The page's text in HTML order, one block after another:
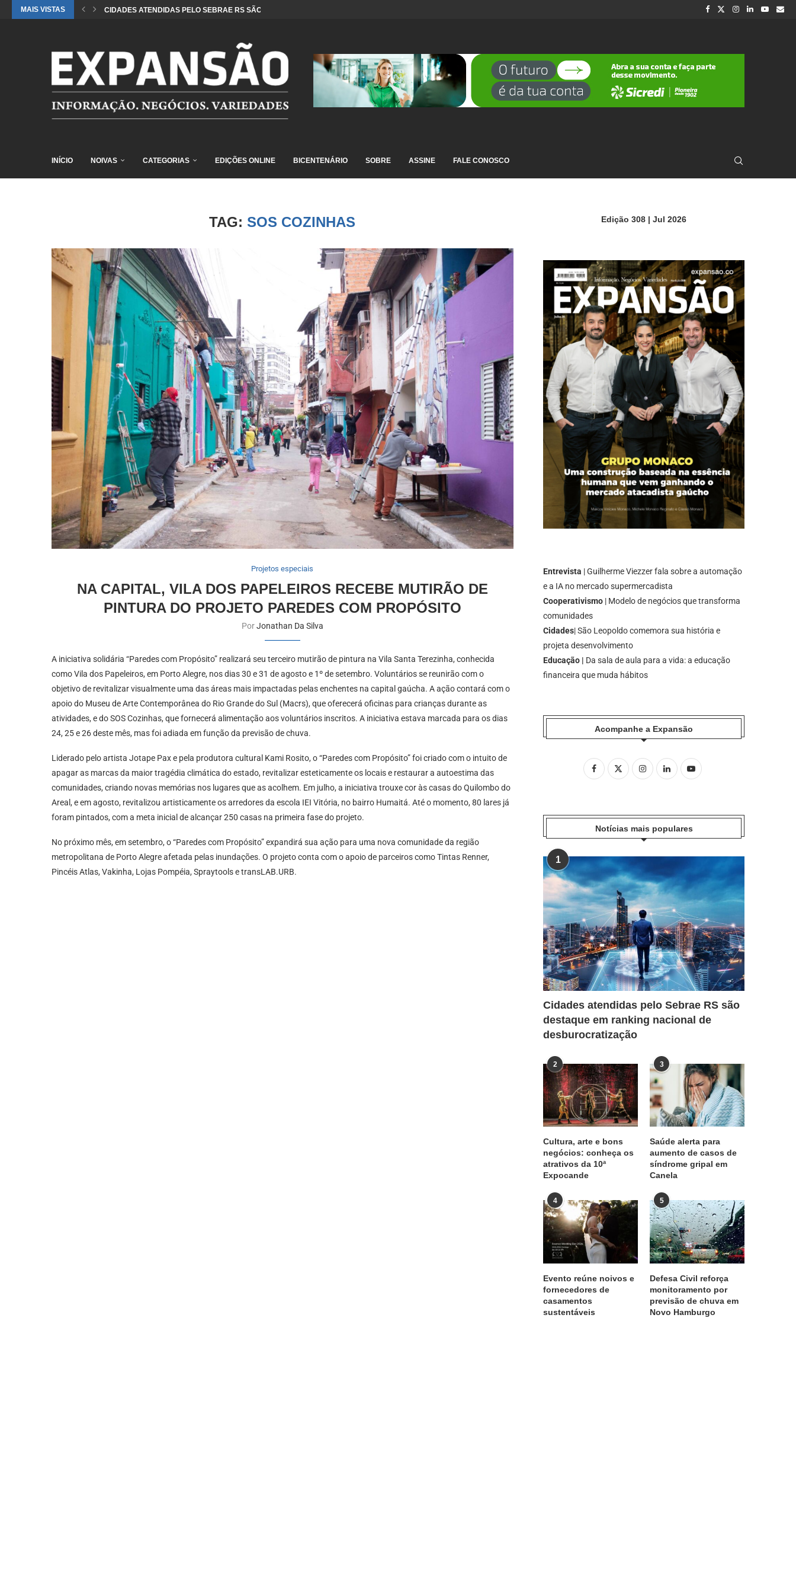
MAIS VISTAS CIDADES ATENDIDAS PELO SEBRAE RS SÃO DESTAQUE EM RANKING NACIONAL...
INÍCIO NOIVAS CATEGORIAS EDIÇÕES ONLINE BICENTENÁRIO SOBRE ASSINE FALE CONOSCO
TAG:SOS COZINHAS
Projetos especiais
NA CAPITAL, VILA DOS PAPELEIROS RECEBE MUTIRÃO DE
PINTURA DO PROJETO PAREDES COM PROPÓSITO
PorJonathan Da Silva
A iniciativa solidária “Paredes com Propósito” realizará seu terceiro mutirão de pintura na Vila Santa Terezinha, conhecida
como Vila dos Papeleiros, em Porto Alegre, nos dias 30 e 31 de agosto e 1º de setembro. Voluntários se reunirão com o
objetivo de revitalizar visualmente uma das áreas mais impactadas pelas enchentes na capital gaúcha. A ação contará com o
apoio do Museu de Arte Contemporânea do Rio Grande do Sul (Macrs), que oferecerá oficinas para crianças durante as
atividades, e do SOS Cozinhas, que fornecerá alimentação aos voluntários inscritos. A iniciativa estava marcada para os dias
24, 25 e 26 deste mês, mas foi adiada em função da previsão de chuva.
Liderado pelo artista Jotape Pax e pela produtora cultural Kami Rosito, o “Paredes com Propósito” foi criado com o intuito de
apagar as marcas da maior tragédia climática do estado, revitalizar esteticamente os locais e restaurar a autoestima das
comunidades, criando novas memórias nos lugares que as acolhem. Em julho, a iniciativa trouxe cor às casas do Quilombo do
Areal, e em agosto, revitalizou artisticamente os arredores da escola IEI Vitória, no bairro Humaitá. Até o momento, 80 lares já
foram pintados, com a meta inicial de alcançar 250 casas na primeira fase do projeto.
No próximo mês, em setembro, o “Paredes com Propósito” expandirá sua ação para uma nova comunidade da região
metropolitana de Porto Alegre afetada pelas inundações. O projeto conta com o apoio de parceiros como Tintas Renner,
Pincéis Atlas, Vakinha, Lojas Pompéia, Spraytools e transLAB.URB.
Edição 308 | Jul 2026
Entrevista | Guilherme Viezzer fala sobre a automação
e a IA no mercado supermercadista
Cooperativismo | Modelo de negócios que transforma
comunidades
Cidades| São Leopoldo comemora sua história e
projeta desenvolvimento
Educação | Da sala de aula para a vida: a educação
financeira que muda hábitos
Acompanhe a Expansão
Notícias mais populares
1
Cidades atendidas pelo Sebrae RS são
destaque em ranking nacional de
desburocratização
2
Cultura, arte e bons
negócios: conheça os
atrativos da 10ª
Expocande
3
Saúde alerta para
aumento de casos de
síndrome gripal em
Canela
4
Evento reúne noivos e
fornecedores de
casamentos
sustentáveis
5
Defesa Civil reforça
monitoramento por
previsão de chuva em
Novo Hamburgo